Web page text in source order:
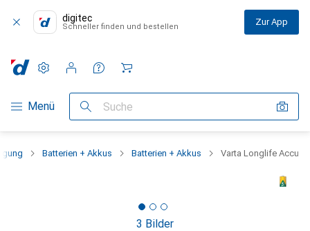
digitec
Schneller finden und bestellen Zur App
Navigation nach Kategorien
Menü Suche
Einstellungen
Kundenkonto
Vergleichslisten
Merklisten
Warenkorb
Batterien + Akkus Batterien + Akkus Varta Longlife Accu
3 Bilder